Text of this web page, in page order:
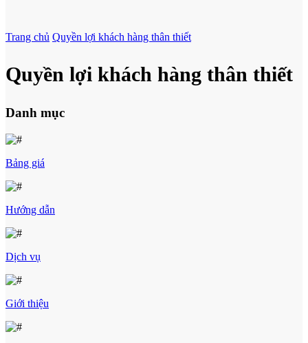
Trang chủ Quyền lợi khách hàng thân thiết
Quyền lợi khách hàng thân thiết
Danh mục
Bảng giá
Hướng dẫn
Dịch vụ
Giới thiệu